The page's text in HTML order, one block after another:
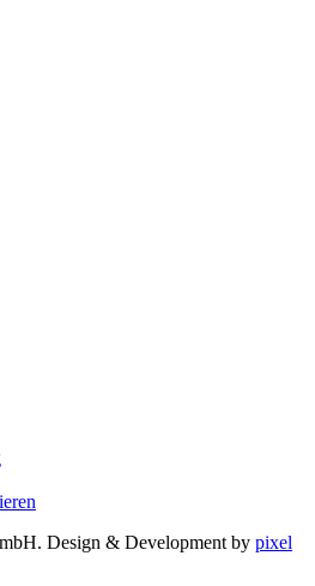
Design & Development by pixel